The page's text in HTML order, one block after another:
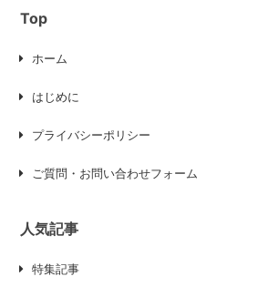
Top
ホーム
はじめに
プライバシーポリシー
ご質問・お問い合わせフォーム
人気記事
特集記事